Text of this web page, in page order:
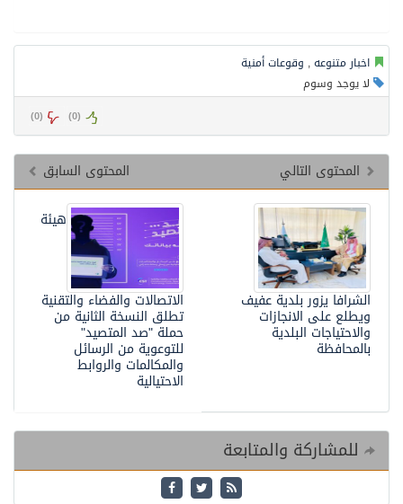
اخبار متنوعه, وقوعات أمنية
لا يوجد وسوم
(
0
) (
0
)
المحتوى السابق
المحتوى التالي
هيئة
الاتصالات والفضاء والتقنية
تطلق النسخة الثانية من
حملة "صد المتصيد"
للتوعوية من الرسائل
والمكالمات والروابط
الاحتيالية
الشرافا يزور بلدية عفيف
ويطلع على الانجازات
والاحتياجات البلدية
بالمحافظة
للمشاركة والمتابعة